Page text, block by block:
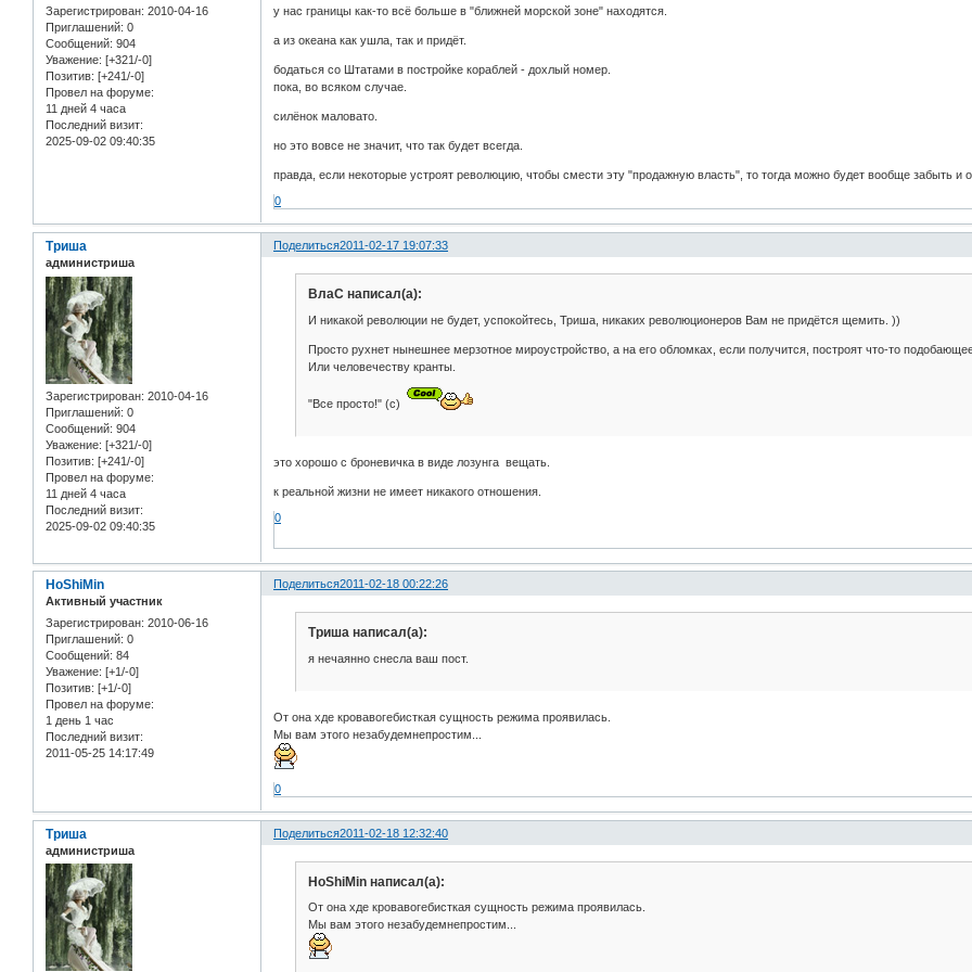
Зарегистрирован: 2010-04-16
Приглашений: 0
Сообщений: 904
Уважение: [+321/-0]
Позитив: [+241/-0]
Провел на форуме:
11 дней 4 часа
Последний визит:
2025-09-02 09:40:35
у нас границы как-то всё больше в "ближней морской зоне" находятся.
а из океана как ушла, так и придёт.
бодаться со Штатами в постройке кораблей - дохлый номер.
пока, во всяком случае.
силёнок маловато.
но это вовсе не значит, что так будет всегда.
правда, если некоторые устроят революцию, чтобы смести эту "продажную власть", то тогда можно будет вообще забыть
0
Поделиться2011-02-17 19:07:33
Триша
администриша
Зарегистрирован: 2010-04-16
Приглашений: 0
Сообщений: 904
Уважение: [+321/-0]
Позитив: [+241/-0]
Провел на форуме:
11 дней 4 часа
Последний визит:
2025-09-02 09:40:35
ВлаС написал(а):
И никакой революции не будет, успокойтесь, Триша, никаких революционеров Вам не придётся щемить. ))
Просто рухнет нынешнее мерзотное мироустройство, а на его обломках, если получится, построят что-то
Или человечеству кранты.
"Все просто!" (с)
это хорошо с броневичка в виде лозунга вещать.
к реальной жизни не имеет никакого отношения.
0
Поделиться2011-02-18 00:22:26
HoShiMin
Активный участник
Зарегистрирован: 2010-06-16
Приглашений: 0
Сообщений: 84
Уважение: [+1/-0]
Позитив: [+1/-0]
Провел на форуме:
1 день 1 час
Последний визит:
2011-05-25 14:17:49
Триша написал(а):
я нечаянно снесла ваш пост.
От она хде кровавогебисткая сущность режима проявилась.
Мы вам этого незабудемнепростим...
0
Поделиться2011-02-18 12:32:40
Триша
администриша
HoShiMin написал(а):
От она хде кровавогебисткая сущность режима проявилась.
Мы вам этого незабудемнепростим...